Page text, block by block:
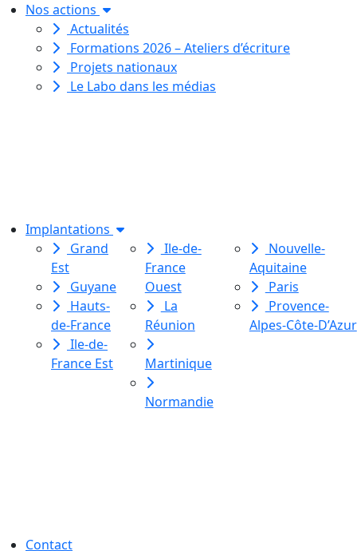
Nos actions
Actualités
Formations 2026 – Ateliers d’écriture
Projets nationaux
Le Labo dans les médias
Implantations
Grand
Est
Guyane
Hauts-
de-France
Ile-de-
France Est
Ile-de-
France
Ouest
La
Réunion
Martinique
Normandie
Nouvelle-
Aquitaine
Paris
Provence-
Alpes-Côte-D’Azur
Contact